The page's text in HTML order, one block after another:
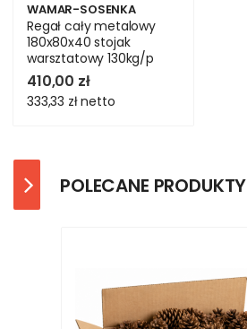
WAMAR-SOSENKA
Regał cały metalowy
180x80x40 stojak
warsztatowy 130kg/p
magazynowy czarny
410,00 zł
333,33 złnetto
POLECANE PRODUKTY